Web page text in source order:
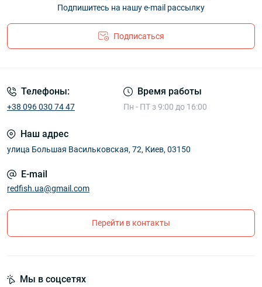
Подпишитесь на нашу e-mail рассылку
Подписаться
Телефоны:
+38 096 030 74 47
Время работы
Пн - ПТ з 9:00 до 16:00
Наш адрес
улица Большая Васильковская, 72, Киев, 03150
E-mail
redfish.ua@gmail.com
Перейти в контакты
Мы в соцсетях